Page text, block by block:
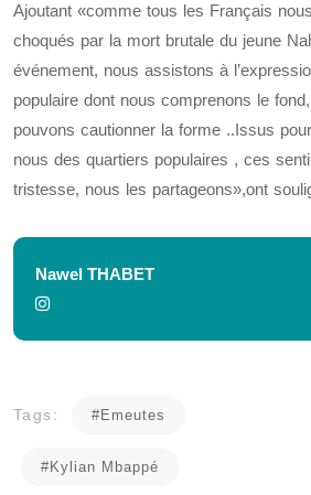
Ajoutant «comme tous les Français
choqués par la mort brutale du jeune
événement, nous assistons à
populaire dont nous comprenons le
pouvons cautionner la forme ..Issus
nous des quartiers populaires , ces
tristesse, nous les partageons»,ont
Nawel THABET
Tags: #Emeutes
#Kylian Mbappé